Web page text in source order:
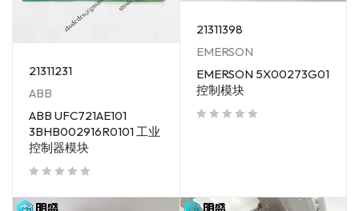
21311231
ABB
ABB UFC721AE101
3BHB002916R0101 工业
控制器模块
21311398
EMERSON
EMERSON 5X00273G01
控制模块